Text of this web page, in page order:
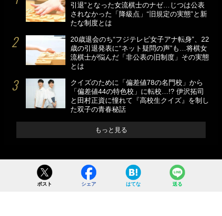
引退”となった女流棋士のナゼ…じつは公表
されなかった「降級点」“旧規定の実態”と新
たな制度とは
20歳退会のち“フジテレビ女子アナ転身”、22
歳の引退発表に“ネット疑問の声”も…将棋女
流棋士が悩んだ「非公表の旧制度」その実態
とは
クイズのために「偏差値78の名門校」から
「偏差値44の特色校」に転校…!? 伊沢拓司
と田村正資に憧れて『高校生クイズ』を制し
た双子の青春秘話
もっと見る
ポスト シェア はてな 送る